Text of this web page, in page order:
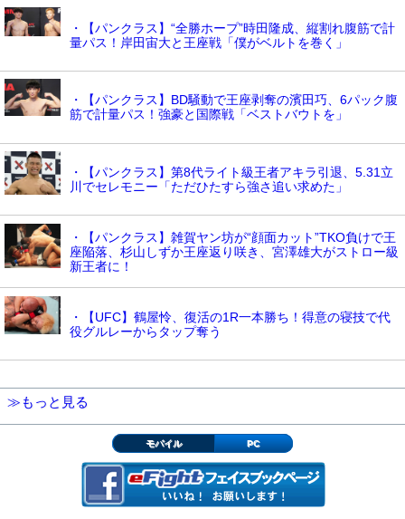
・【パンクラス】“全勝ホープ”時田隆成、縦割れ腹筋で計
量パス！岸田宙大と王座戦「僕がベルトを巻く」
・【パンクラス】BD騒動で王座剥奪の濱田巧、6パック腹
筋で計量パス！強豪と国際戦「ベストバウトを」
・【パンクラス】第8代ライト級王者アキラ引退、5.31立
川でセレモニー「ただひたすら強さ追い求めた」
・【パンクラス】雑賀ヤン坊が“顔面カット”TKO負けで王
座陥落、杉山しずか王座返り咲き、宮澤雄大がストロー級
新王者に！
・【UFC】鶴屋怜、復活の1R一本勝ち！得意の寝技で代
役グルレーからタップ奪う
≫もっと見る
モバイル PC